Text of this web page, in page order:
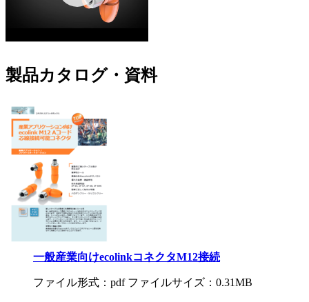
製品カタログ・資料
一般産業向けecolinkコネクタM12接続
ファイル形式：pdf ファイルサイズ：0.31MB